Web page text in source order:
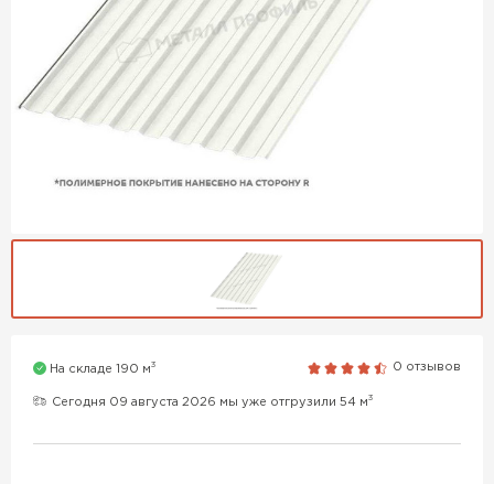
На складе 190 м3 0 отзывов
Сегодня 09 августа 2026 мы уже отгрузили 54 м3